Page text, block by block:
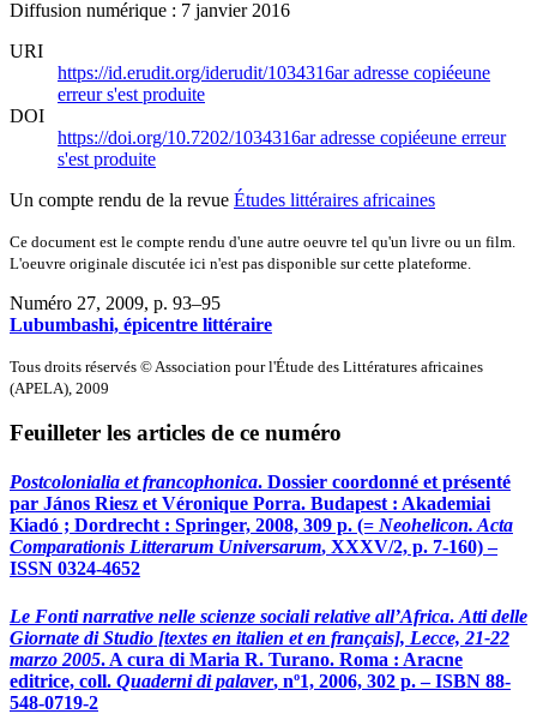
Diffusion numérique : 7 janvier 2016
URI
https://id.erudit.org/iderudit/1034316aradresse copiéeune
erreur s'est produite
DOI
https://doi.org/10.7202/1034316aradresse copiéeune erreur
s'est produite
Un compte rendu de la revue Études littéraires africaines
Ce document est le compte rendu d'une autre oeuvre tel qu'un livre ou un film.
L'oeuvre originale discutée ici n'est pas disponible sur cette plateforme.
Numéro 27, 2009, p. 93–95
Lubumbashi, épicentre littéraire
Tous droits réservés © Association pour l'Étude des Littératures africaines
(APELA), 2009
Feuilleter les articles de ce numéro
Postcolonialia et francophonica. Dossier coordonné et présenté
par János Riesz et Véronique Porra. Budapest : Akademiai
Kiadó ; Dordrecht : Springer, 2008, 309 p. (= Neohelicon. Acta
Comparationis Litterarum Universarum, XXXV/2, p. 7-160) –
ISSN 0324-4652
Le Fonti narrative nelle scienze sociali relative all’Africa. Atti delle
Giornate di Studio [textes en italien et en français], Lecce, 21-22
marzo 2005. A cura di Maria R. Turano. Roma : Aracne
editrice, coll. Quaderni di palaver, nº1, 2006, 302 p. – ISBN 88-
548-0719-2